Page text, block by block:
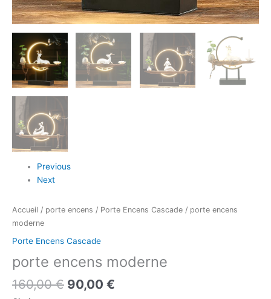
Previous
Next
Accueil / porte encens / Porte Encens Cascade / porte encens
moderne
Porte Encens Cascade
porte encens moderne
160,00€ 90,00 €